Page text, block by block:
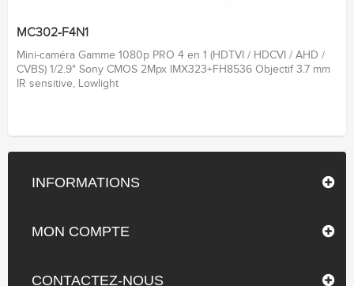
MC302-F4N1
Mini-caméra Gamme 1080p PRO 4 en 1 (HDTVI / HDCVI / AHD /
CVBS) 1/2.9" Sony CMOS 2Mpx IMX323+FH8536 Objectif 3.7 mm
IR sensitive, Lowlight
INFORMATIONS
MON COMPTE
CONTACTEZ-NOUS